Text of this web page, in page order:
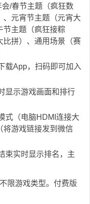
会/春节主题（疯狂数
、元宵节主题（元宵大
节主题（疯狂接粽
比拼）、通用场景（赛
载App，扫码即可加入
显示游戏画面和排行
式（电脑HDMI连接大
将游戏链接发到微信
束实时显示排名，主
限游戏类型。付费版